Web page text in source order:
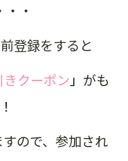
・
登録をすると
クーポン」 がも
ので、参加され